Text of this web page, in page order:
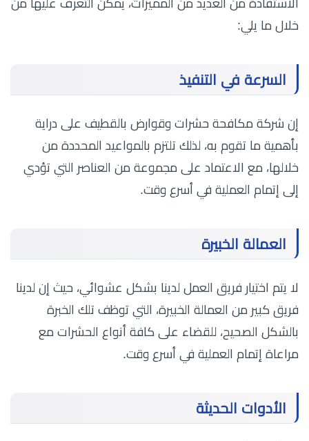
الاستفادة من العديد من المميزات، يمكن التعرف عليها من
خلال ما يلي:
السرعة في التنفيذ
إن شركة مكافحة حشرات وقوارض بالقطيف على دراية
بأهمية ما تقوم به، لذلك تلتزم بالمواعيد المحددة من
خلالها، مع الاعتماد على مجموعة من العناصر التي تؤدي
إلى إتمام العملية في أسرع وقت.
العمالة الخبيرة
لا يتم اختيار فريق العمل لدينا بشكل عشوائي، حيث إن لدينا
فريق كبير من العمالة الخبيرة، التي توظف تلك الخبرة
بالشكل الصحيح، للقضاء على كافة أنواع الحشرات مع
مراعاة إتمام العملية في أسرع وقت.
الأدوات الحديثة